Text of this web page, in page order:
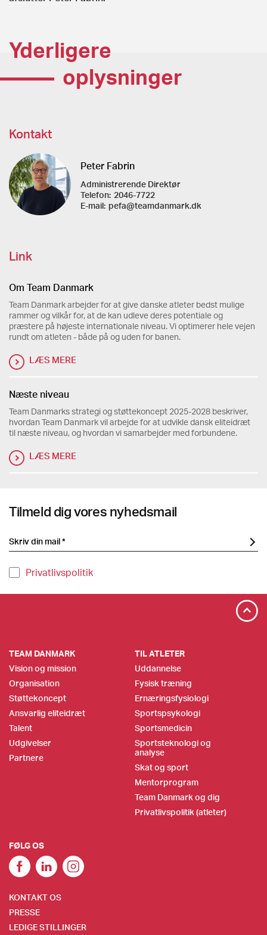
Yderligere
oplysninger
Kontakt
Peter Fabrin
Administrerende Direktør
Telefon: 2046-7722
E-mail: pefa@teamdanmark.dk
Link
Om Team Danmark
Team Danmark arbejder for at give danske atleter bedst mulige
rammer og vilkår for, at de kan udleve deres potentiale og
præstere på højeste internationale niveau. Vi optimerer hele vejen
rundt om atleten - både på og uden for banen.
LÆS MERE
Næste niveau
Team Danmarks strategi og støttekoncept 2025-2028 beskriver,
hvordan Team Danmark vil arbejde for at udvikle dansk eliteidræt
til næste niveau, og hvordan vi samarbejder med forbundene.
LÆS MERE
Tilmeld dig vores nyhedsmail
Privatlivspolitik
TEAM DANMARK
Vision og mission
Organisation
Støttekoncept
Ansvarlig eliteidræt
Talent
Udgivelser
Partnere
TIL ATLETER
Uddannelse
Fysisk træning
Ernæringsfysiologi
Sportspsykologi
Sportsmedicin
Sportsteknologi og
analyse
Skat og sport
Mentorprogram
Team Danmark og dig
Privatlivspolitik (atleter)
FØLG OS
KONTAKT OS
PRESSE
LEDIGE STILLINGER